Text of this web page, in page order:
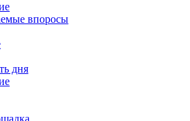
впоросы
дня